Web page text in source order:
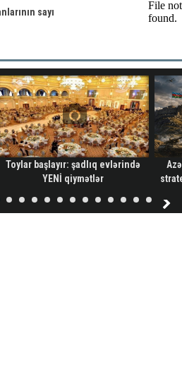
sayı
Toylar başlayır: şadlıq evlərində
YENİ qiymətlər